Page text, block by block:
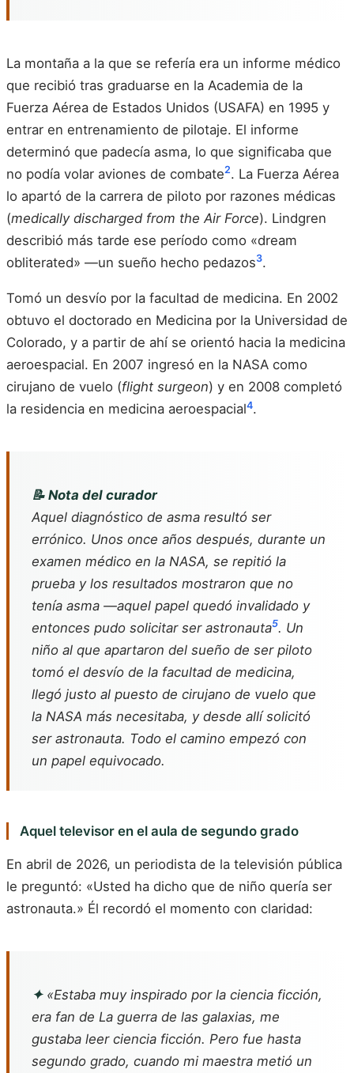
La montaña a la que se refería era un informe médico
que recibió tras graduarse en la Academia de la
Fuerza Aérea de Estados Unidos (USAFA) en 1995 y
entrar en entrenamiento de pilotaje. El informe
determinó que padecía asma, lo que significaba que
no podía volar aviones de combate2. La Fuerza Aérea
lo apartó de la carrera de piloto por razones médicas
(medically discharged from the Air Force). Lindgren
describió más tarde ese período como «dream
obliterated» —un sueño hecho pedazos3.
Tomó un desvío por la facultad de medicina. En 2002
obtuvo el doctorado en Medicina por la Universidad de
Colorado, y a partir de ahí se orientó hacia la medicina
aeroespacial. En 2007 ingresó en la NASA como
cirujano de vuelo (flight surgeon) y en 2008 completó
la residencia en medicina aeroespacial4.
📝 Nota del curador
Aquel diagnóstico de asma resultó ser
errónico. Unos once años después, durante un
examen médico en la NASA, se repitió la
prueba y los resultados mostraron que no
tenía asma —aquel papel quedó invalidado y
entonces pudo solicitar ser astronauta5. Un
niño al que apartaron del sueño de ser piloto
tomó el desvío de la facultad de medicina,
llegó justo al puesto de cirujano de vuelo que
la NASA más necesitaba, y desde allí solicitó
ser astronauta. Todo el camino empezó con
un papel equivocado.
Aquel televisor en el aula de segundo grado
En abril de 2026, un periodista de la televisión pública
le preguntó: «Usted ha dicho que de niño quería ser
astronauta.» Él recordó el momento con claridad:
✦«Estaba muy inspirado por la ciencia ficción,
era fan de La guerra de las galaxias, me
gustaba leer ciencia ficción. Pero fue hasta
segundo grado, cuando mi maestra metió un